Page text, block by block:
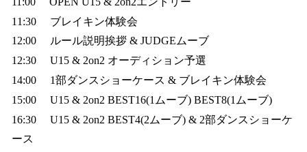
11:30 ブレイキン体験会
12:00 ルール説明挨拶 & JUDGEムーブ
12:30 U15 & 2on2 オーディション予選
14:00 1部ダンスショーケース & ブレイキン体験会
15:00 U15 & 2on2 BEST16(1ムーブ) BEST8(1ムーブ)
16:30 U15 & 2on2 BEST4(2ムーブ) & 2部ダンスショーケ
ース